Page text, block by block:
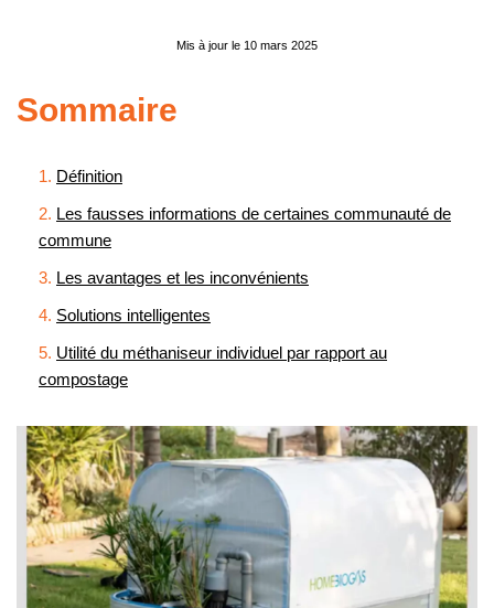
Mis à jour le 10 mars 2025
Sommaire
Définition
Les fausses informations de certaines communauté de
commune
Les avantages et les inconvénients
Solutions intelligentes
Utilité du méthaniseur individuel par rapport au
compostage